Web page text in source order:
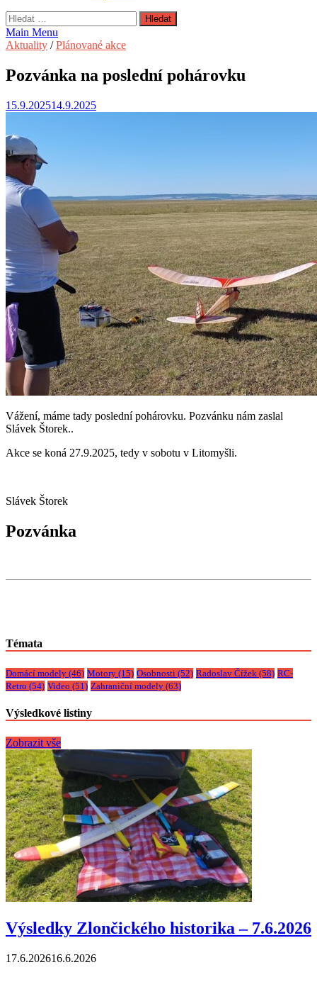
Vyhledávání
Main Menu
Aktuality /Plánované akce
Pozvánka na poslední pohárovku
15.9.202514.9.2025
Vážení, máme tady poslední pohárovku. Pozvánku nám zaslal
Slávek Štorek..
Akce se koná 27.9.2025, tedy v sobotu v Litomyšli.
Slávek Štorek
Pozvánka
Témata
Domácí modely (46) Motory (15) Osobnosti (52) Radoslav Čížek (58) RC-
Retro (54) Video (51) Zahraniční modely (63)
Výsledkové listiny
Zobrazit vše
Výsledky Zlončického historika – 7.6.2026
17.6.202616.6.2026